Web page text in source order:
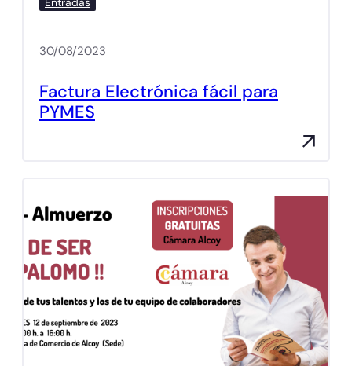
30/08/2023
Factura Electrónica fácil para
PYMES